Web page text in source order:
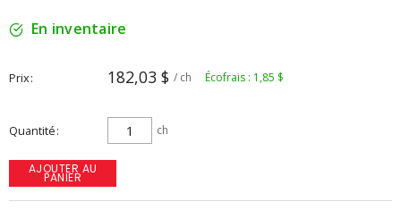
En inventaire
Prix 182,03 $ / ch Écofrais : 1,85 $
Quantité ch
AJOUTER AU
PANIER